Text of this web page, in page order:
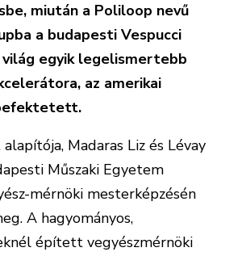
miután a Poliloop nevű
a budapesti Vespucci
egyik legelismertebb
az amerikai
Madaras Liz és Lévay
Műszaki Egyetem
mérnöki mesterképzésén
A hagyományos,
épített vegyészmérnöki